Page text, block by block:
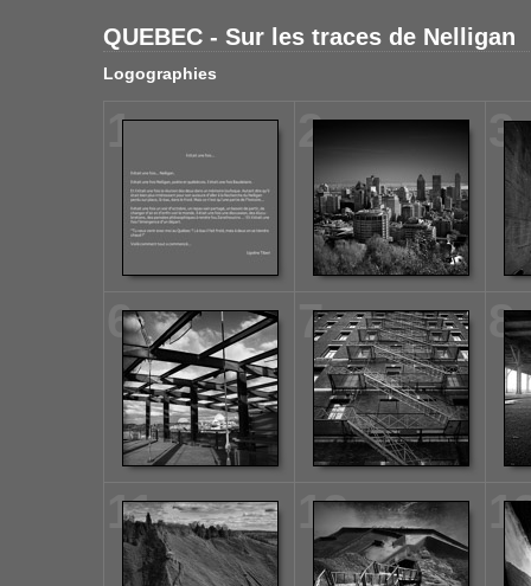
QUEBEC - Sur les traces de Nelligan
Logographies
1 2 3
6 7 8
11 12